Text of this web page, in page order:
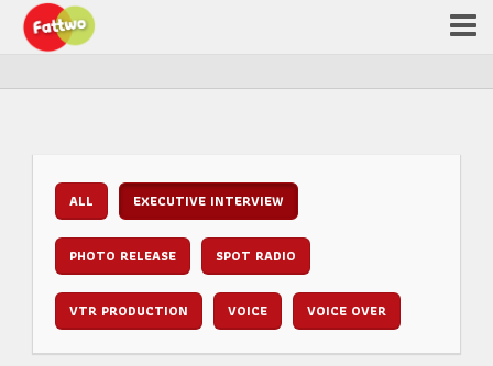
ALL EXECUTIVE INTERVIEW
PHOTO RELEASE SPOT RADIO
VTR PRODUCTION VOICE VOICE OVER